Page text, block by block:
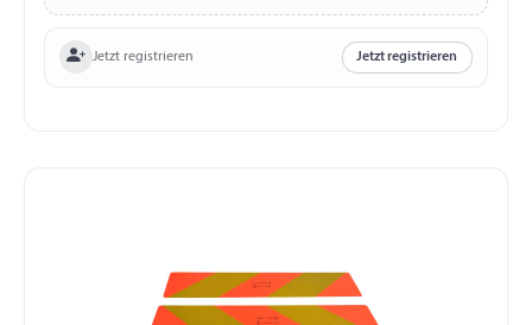
Jetzt registrieren Jetzt registrieren